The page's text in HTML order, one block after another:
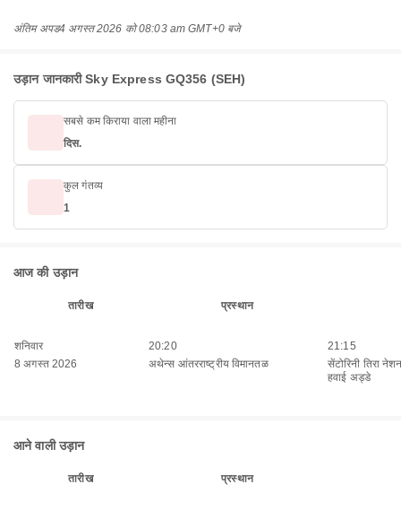
अंतिम अपड4 अगस्त 2026 को 08:03 am GMT+0 बजे
उड़ान जानकारी Sky Express GQ356 (SEH)
सबसे कम किराया वाला महीना
दिस.
कुल गंतव्य
1
आज की उड़ान
तारीख प्रस्थान
शनिवार
8 अगस्त 2026
20:20
अथेन्स आंतरराष्ट्रीय विमानतळ
21:15
सेंटोरिनी तिरा
हवाई अड्डे
आने वाली उड़ान
तारीख प्रस्थान